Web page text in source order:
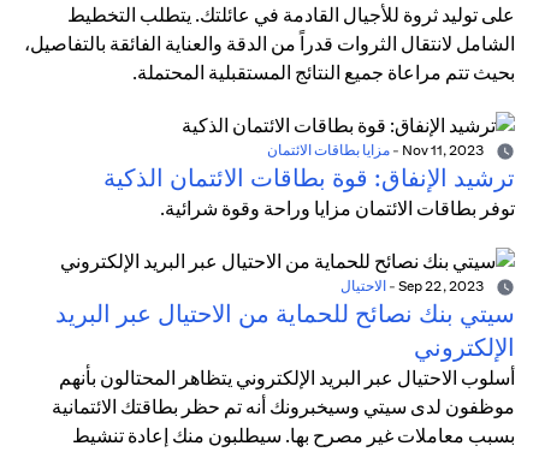
على توليد ثروة للأجيال القادمة في عائلتك. يتطلب التخطيط
الشامل لانتقال الثروات قدراً من الدقة والعناية الفائقة بالتفاصيل،
بحيث تتم مراعاة جميع النتائج المستقبلية المحتملة.
- مزايا بطاقات الائتمان
ترشيد الإنفاق: قوة بطاقات الائتمان الذكية
توفر بطاقات الائتمان مزايا وراحة وقوة شرائية.
- الاحتيال
سيتي بنك نصائح للحماية من الاحتيال عبر البريد
الإلكتروني
أسلوب الاحتيال عبر البريد الإلكتروني يتظاهر المحتالون بأنهم
موظفون لدى سيتي وسيخبرونك أنه تم حظر بطاقتك الائتمانية
بسبب معاملات غير مصرح بها. سيطلبون منك إعادة تنشيط